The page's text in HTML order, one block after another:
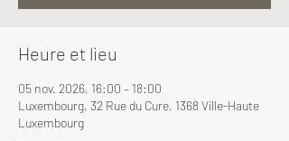
Heure et lieu
05 nov. 2026, 16:00 – 18:00
Luxembourg, 32 Rue du Cure, 1368 Ville-Haute
Luxembourg